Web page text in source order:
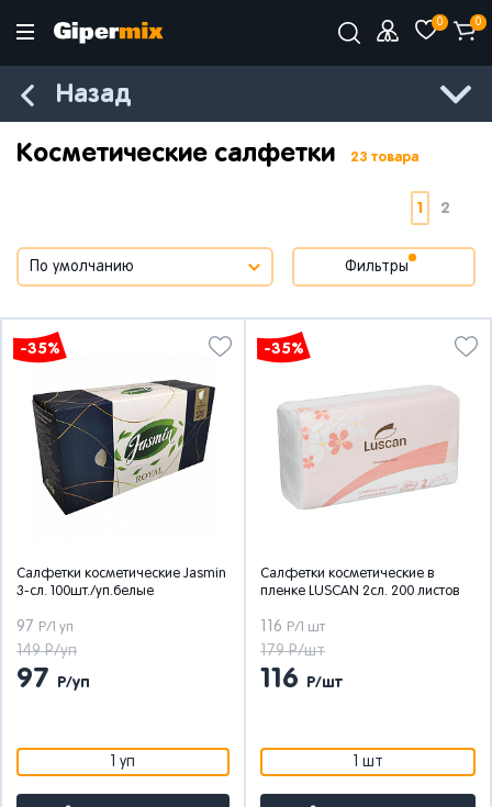
0 0
Назад
Косметические салфетки 23 товара
1 2
Фильтры
-35%
Салфетки косметические Jasmin
3-сл. 100шт./уп.белые
97 Р/1 уп
149 Р/уп
97 Р/уп
1 уп
-35%
Салфетки косметические в
пленке LUSCAN 2сл. 200 листов
116 Р/1 шт
179 Р/шт
116 Р/шт
1 шт